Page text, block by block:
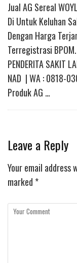
Jual AG Sereal
Di Untuk Keluhan
Dengan Harga
Terregistrasi BPOM.
PENDERITA SAKIT
NAD | WA : 0818-
Produk AG …
Leave a Reply
Your email address
marked *